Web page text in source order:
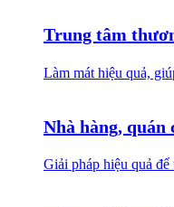
Trung tâm
Làm mát hiệu quả,
Nhà hàng, quán
Giải pháp hiệu quả